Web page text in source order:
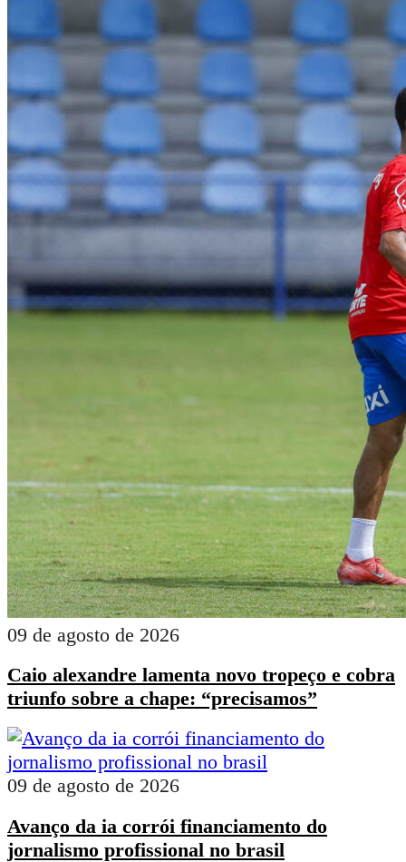
09 de agosto de 2026
Caio alexandre lamenta novo tropeço e cobra
triunfo sobre a chape: “precisamos”
09 de agosto de 2026
Avanço da ia corrói financiamento do
jornalismo profissional no brasil